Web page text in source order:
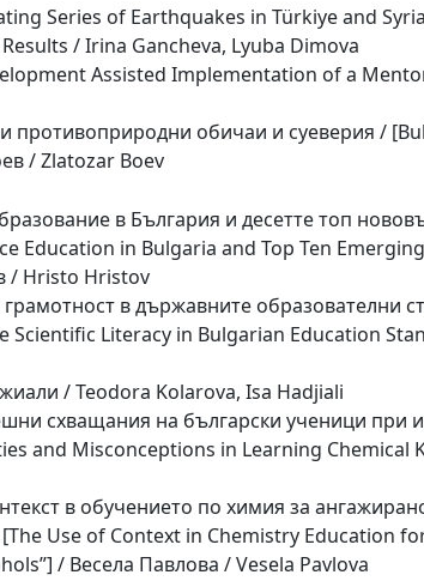
Series of Earthquakes in Türkiye and
/ Irina Gancheva, Lyuba Dimova
Assisted Implementation of a
противоприродни обичаи и суеверия /
/ Zlatozar Boev
в България и десетте топ
Education in Bulgaria and Top Ten
/ Hristo Hristov
в държавните образователни
Scientific Literacy in Bulgarian Education
/ Teodora Kolarova, Isa Hadjiali
схващания на български ученици при
and Misconceptions in Learning
в обучението по химия за
[The Use of Context in Chemistry Education
/ Весела Павлова / Vesela Pavlova